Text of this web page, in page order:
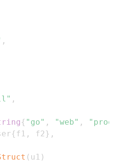
,
,
{ "go" , "web" ,
{f1 , f2 } ,
( u1 )